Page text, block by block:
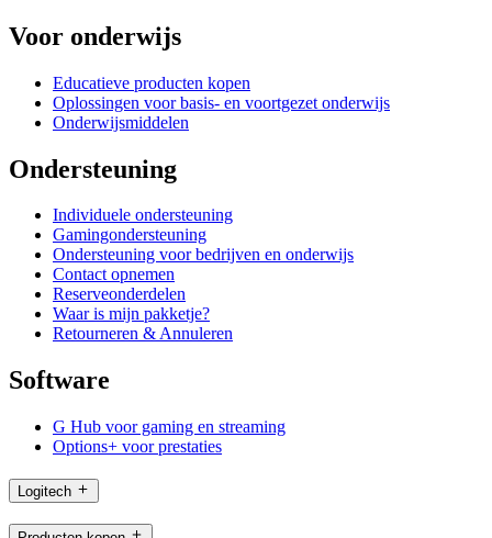
Voor onderwijs
Educatieve producten kopen
Oplossingen voor basis- en voortgezet onderwijs
Onderwijsmiddelen
Ondersteuning
Individuele ondersteuning
Gamingondersteuning
Ondersteuning voor bedrijven en onderwijs
Contact opnemen
Reserveonderdelen
Waar is mijn pakketje?
Retourneren & Annuleren
Software
G Hub voor gaming en streaming
Options+ voor prestaties
Logitech